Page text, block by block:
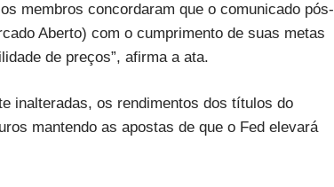
membros concordaram que o comunicado pós-
Aberto) com o cumprimento de suas metas
de preços”, afirma a ata.
inalteradas, os rendimentos dos títulos do
mantendo as apostas de que o Fed elevará